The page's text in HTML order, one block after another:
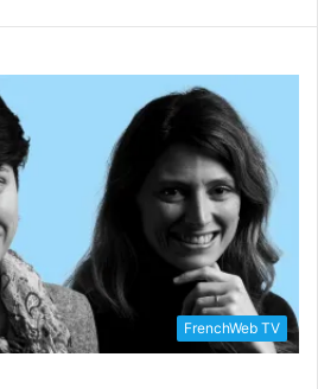
FrenchWeb TV